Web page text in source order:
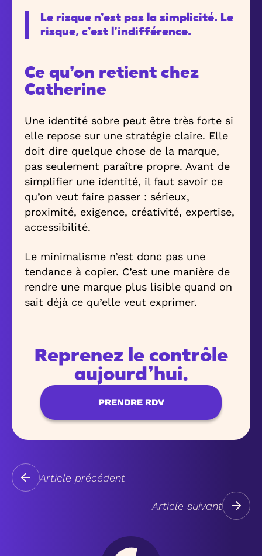
Le risque n’est pas la simplicité. Le
risque, c’est l’indifférence.
Ce qu’on retient chez
Catherine
Une identité sobre peut être très forte si
elle repose sur une stratégie claire. Elle
doit dire quelque chose de la marque,
pas seulement paraître propre. Avant de
simplifier une identité, il faut savoir ce
qu’on veut faire passer : sérieux,
proximité, exigence, créativité, expertise,
accessibilité.
Le minimalisme n’est donc pas une
tendance à copier. C’est une manière de
rendre une marque plus lisible quand on
sait déjà ce qu’elle veut exprimer.
Reprenez le contrôle
aujourd’hui.
PRENDRE RDV
Article précédent
Article suivant